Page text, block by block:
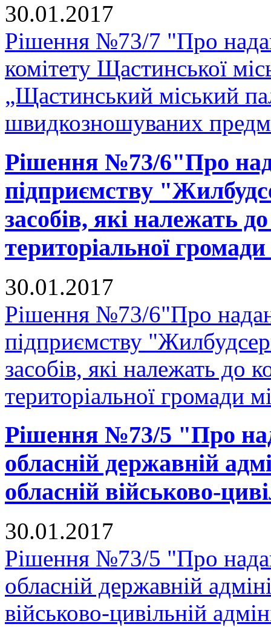
30.01.2017
Рішення №73/7 "Про
комітету Щастинської
„Щастинський міський
швидкозношуваних
Рішення №73/6"Про
підприємству
засобів, які належать
територіальної
30.01.2017
Рішення №73/6"Про
підприємству
засобів, які належать до
територіальної громади
Рішення №73/5 "Про
обласній державній
обласній військово-
30.01.2017
Рішення №73/5 "Про
обласній державній
військово-цивільній